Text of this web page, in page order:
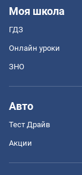
Моя школа
ГДЗ
Онлайн уроки
ЗНО
Авто
Тест Драйв
Акции